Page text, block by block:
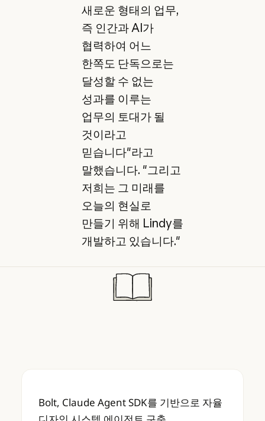
새로운 형태의 업무,
즉 인간과 AI가
협력하여 어느
한쪽도 단독으로는
달성할 수 없는
성과를 이루는
업무의 토대가 될
것이라고
믿습니다"라고
말했습니다. "그리고
저희는 그 미래를
오늘의 현실로
만들기 위해 Lindy를
개발하고 있습니다."
Bolt, Claude Agent SDK를 기반으로 자율 디
Bolt, Claude Agent SDK를 기반으로 자율